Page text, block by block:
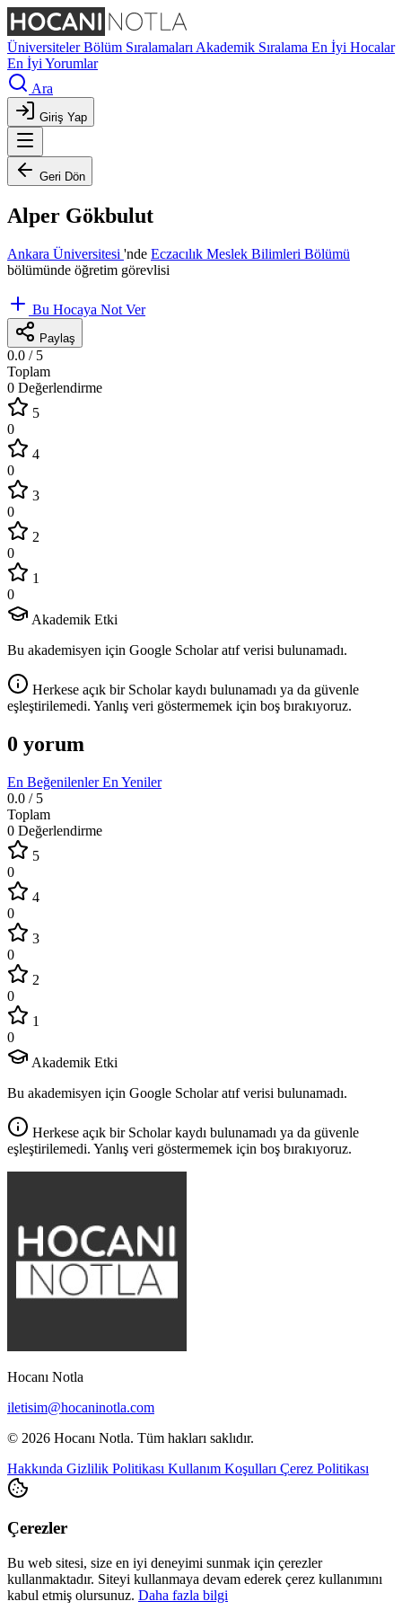
ÜniversitelerBölüm Sıralamaları Akademik Sıralama En İyi Hocalar
En İyi Yorumlar
Ara
Giriş Yap
Geri Dön
Alper Gökbulut
Ankara Üniversitesi 'nde Eczacılık Meslek Bilimleri Bölümü
bölümünde öğretim görevlisi
Bu Hocaya Not Ver
Paylaş
0.0 / 5
Toplam
0 Değerlendirme
5
0
4
0
3
0
2
0
1
0
Akademik Etki
Bu akademisyen için Google Scholar atıf verisi bulunamadı.
Herkese açık bir Scholar kaydı bulunamadı ya da güvenle
eşleştirilemedi. Yanlış veri göstermemek için boş bırakıyoruz.
0 yorum
En BeğenilenlerEn Yeniler
0.0 / 5
Toplam
0 Değerlendirme
5
0
4
0
3
0
2
0
1
0
Akademik Etki
Bu akademisyen için Google Scholar atıf verisi bulunamadı.
Herkese açık bir Scholar kaydı bulunamadı ya da güvenle
eşleştirilemedi. Yanlış veri göstermemek için boş bırakıyoruz.
Hocanı Notla
iletisim@hocaninotla.com
© 2026 Hocanı Notla. Tüm hakları saklıdır.
Hakkında Gizlilik Politikası Kullanım Koşulları Çerez Politikası
Çerezler
Bu web sitesi, size en iyi deneyimi sunmak için çerezler
kullanmaktadır. Siteyi kullanmaya devam ederek çerez kullanımını
kabul etmiş olursunuz. Daha fazla bilgi